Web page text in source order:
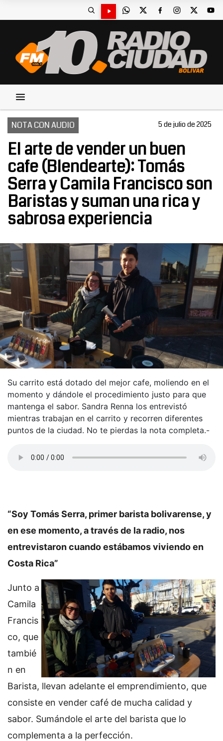
NOTA CON AUDIO 5 de julio de 2025
El arte de vender un buen
cafe (Blendearte): Tomás
Serra y Camila Francisco son
Baristas y suman una rica y
sabrosa experiencia
Su carrito está dotado del mejor cafe, moliendo en el
momento y dándole el procedimiento justo para que
mantenga el sabor. Sandra Renna los entrevistó
mientras trabajan en el carrito y recorren diferentes
puntos de la ciudad. No te pierdas la nota completa.-
“Soy Tomás Serra, primer barista bolivarense, y
en ese momento, a través de la radio, nos
entrevistaron cuando estábamos viviendo en
Costa Rica”
Junto a
Camila
Francis
co, que
tambié
n en
Barista, llevan adelante el emprendimiento, que
consiste en vender café de mucha calidad y
sabor. Sumándole el arte del barista que lo
complementa a la perfección.